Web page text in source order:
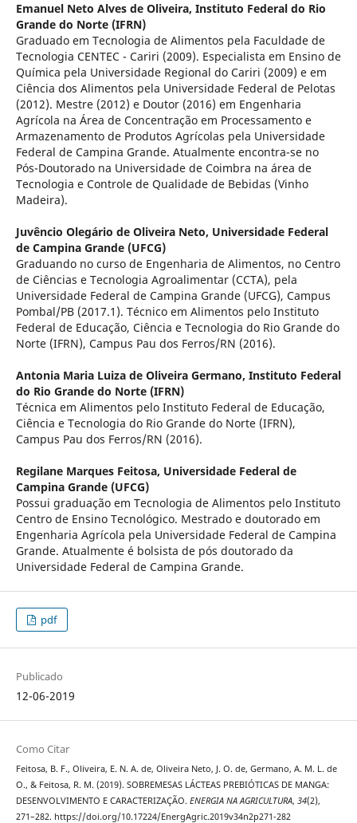
Emanuel Neto Alves de Oliveira, Instituto Federal do Rio
Grande do Norte (IFRN)
Graduado em Tecnologia de Alimentos pela Faculdade de
Tecnologia CENTEC - Cariri (2009). Especialista em Ensino de
Química pela Universidade Regional do Cariri (2009) e em
Ciência dos Alimentos pela Universidade Federal de Pelotas
(2012). Mestre (2012) e Doutor (2016) em Engenharia
Agrícola na Área de Concentração em Processamento e
Armazenamento de Produtos Agrícolas pela Universidade
Federal de Campina Grande. Atualmente encontra-se no
Pós-Doutorado na Universidade de Coimbra na área de
Tecnologia e Controle de Qualidade de Bebidas (Vinho
Madeira).
Juvêncio Olegário de Oliveira Neto, Universidade Federal
de Campina Grande (UFCG)
Graduando no curso de Engenharia de Alimentos, no Centro
de Ciências e Tecnologia Agroalimentar (CCTA), pela
Universidade Federal de Campina Grande (UFCG), Campus
Pombal/PB (2017.1). Técnico em Alimentos pelo Instituto
Federal de Educação, Ciência e Tecnologia do Rio Grande do
Norte (IFRN), Campus Pau dos Ferros/RN (2016).
Antonia Maria Luiza de Oliveira Germano, Instituto Federal
do Rio Grande do Norte (IFRN)
Técnica em Alimentos pelo Instituto Federal de Educação,
Ciência e Tecnologia do Rio Grande do Norte (IFRN),
Campus Pau dos Ferros/RN (2016).
Regilane Marques Feitosa, Universidade Federal de
Campina Grande (UFCG)
Possui graduação em Tecnologia de Alimentos pelo Instituto
Centro de Ensino Tecnológico. Mestrado e doutorado em
Engenharia Agrícola pela Universidade Federal de Campina
Grande. Atualmente é bolsista de pós doutorado da
Universidade Federal de Campina Grande.
pdf
Publicado
12-06-2019
Como Citar
Feitosa, B. F., Oliveira, E. N. A. de, Oliveira Neto, J. O. de, Germano, A. M. L. de
O., & Feitosa, R. M. (2019). SOBREMESAS LÁCTEAS PREBIÓTICAS DE MANGA:
DESENVOLVIMENTO E CARACTERIZAÇÃO. ENERGIA NA AGRICULTURA, 34(2),
271–282. https://doi.org/10.17224/EnergAgric.2019v34n2p271-282